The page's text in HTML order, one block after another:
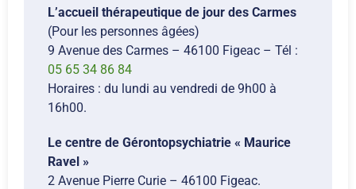
L’accueil thérapeutique de jour des Carmes
(Pour les personnes âgées)
9 Avenue des Carmes – 46100 Figeac – Tél :
05 65 34 86 84
Horaires : du lundi au vendredi de 9h00 à
16h00.
Le centre de Gérontopsychiatrie « Maurice
Ravel »
2 Avenue Pierre Curie – 46100 Figeac.